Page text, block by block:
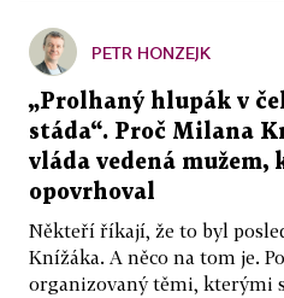
PETR HONZEJK
„Prolhaný hlupák v
stáda“. Proč Milana
vláda vedená mužem,
opovrhoval
Někteří říkají, že to byl
Knížáka. A něco na tom je.
organizovaný těmi, kterými